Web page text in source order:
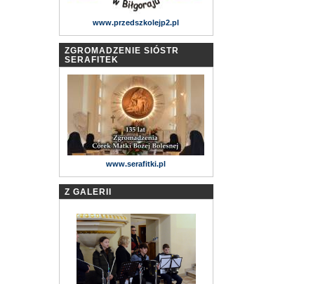
www.przedszkolejp2.pl
ZGROMADZENIE SIÓSTR
SERAFITEK
www.serafitki.pl
Z GALERII